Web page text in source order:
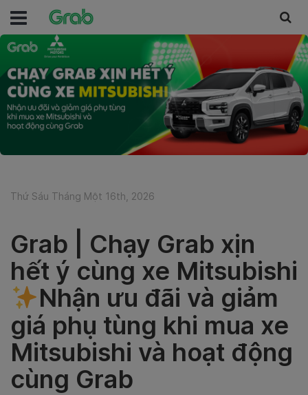
Thứ Sáu Tháng Một 16th, 2026
Grab | Chạy Grab xịn
hết ý cùng xe Mitsubishi
Nhận ưu đãi và giảm
giá phụ tùng khi mua xe
Mitsubishi và hoạt động
cùng Grab